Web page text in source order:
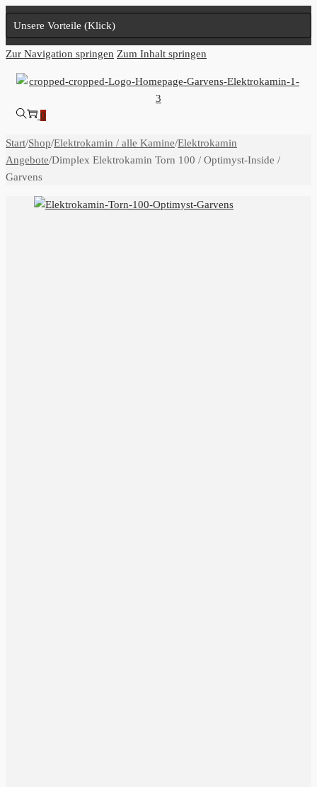
Unsere Vorteile (Klick)
Zur Navigation springen Zum Inhalt springen
0
Start/Shop/Elektrokamin / alle Kamine/Elektrokamin
Angebote/Dimplex Elektrokamin Torn 100 / Optimyst-Inside /
Garvens